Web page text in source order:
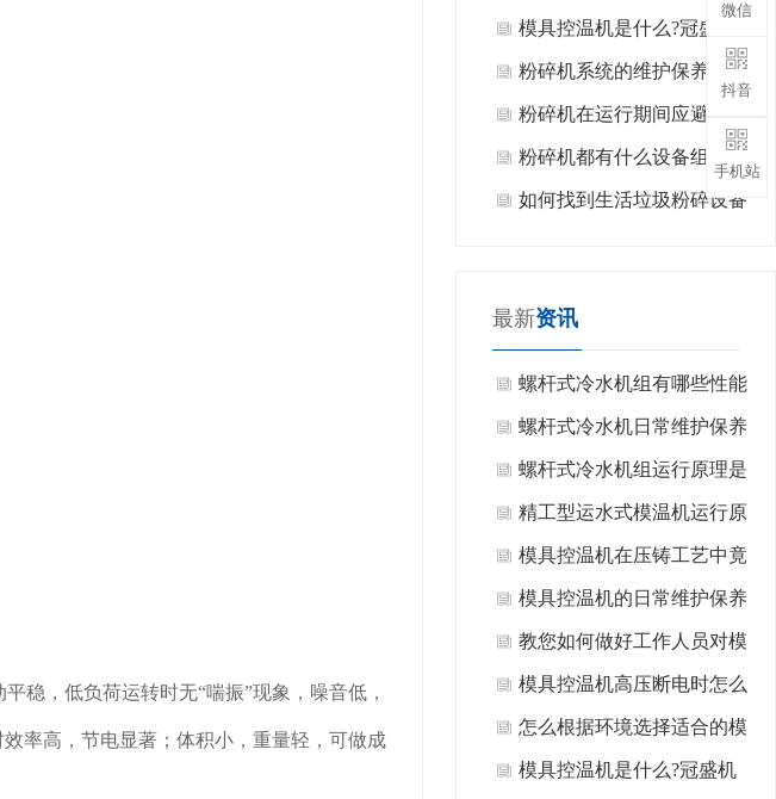
稳，低负荷运转时无“喘振”现象，噪音低，
率高，节电显著；体积小，重量轻，可做成
具控温机？
模具控温机是什么?冠盛机
械告诉您
粉碎机系统的维护保养
粉碎机在运行期间应避免哪
些禁忌？
粉碎机都有什么设备组成
的?
如何找到生活垃圾粉碎设备
最新资讯
螺杆式冷水机组有哪些性能
特点？
螺杆式冷水机日常维护保养
是什么？
螺杆式冷水机组运行原理是
什么?
精工型运水式模温机运行原
理是什么?
模具控温机在压铸工艺中竟
有这么多的运用？
模具控温机的日常维护保养
教您如何做好工作人员对模
具控温机设备的管理？
模具控温机高压断电时怎么
回事？
怎么根据环境选择适合的模
具控温机？
模具控温机是什么?冠盛机
微信
抖音
手机站